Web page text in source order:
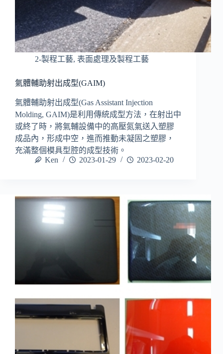
2-製程工藝, 表面處理及製程工藝
氣體輔助射出成型(GAIM)
氣體輔助射出成型(Gas Assistant Injection
Molding, GAIM)是利用傳統成型方法，在射出中
或終了時，將氣輔設備中的高壓氮氣送入塑膠
成品內，形成中空，進而推動未凝固之塑膠，
充滿整個模具型腔的成型技術。
Ken
2023-01-29 2023-02-20